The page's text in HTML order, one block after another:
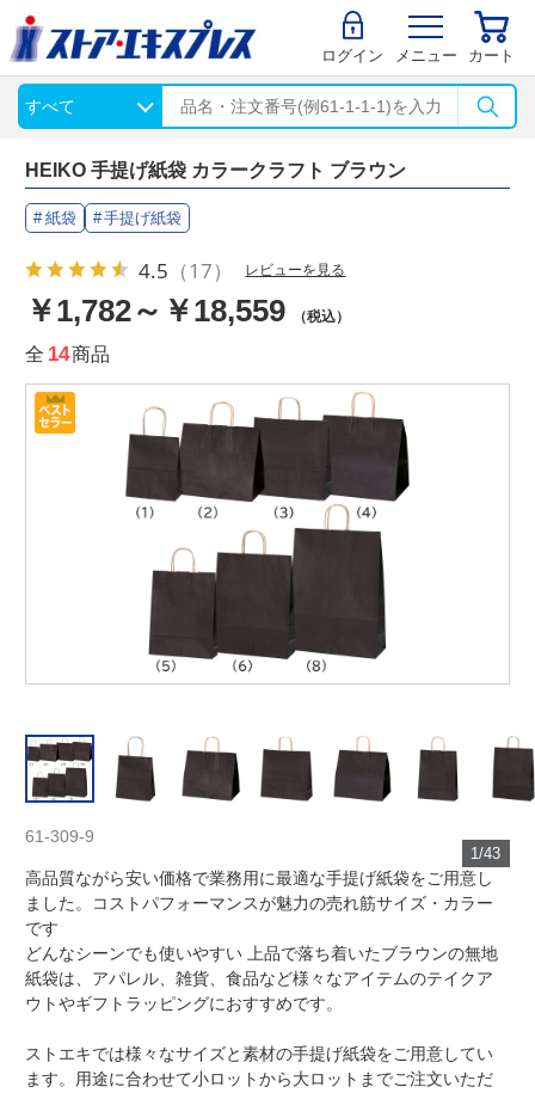
ログイン メニュー カート
HEIKO 手提げ紙袋 カラークラフト ブラウン
紙袋 手提げ紙袋
4.5 （17） レビューを見る
￥1,782～￥18,559 （税込）
全 14商品
1/43
61-309-9
高品質ながら安い価格で業務用に最適な手提げ紙袋をご用意し
ました。コストパフォーマンスが魅力の売れ筋サイズ・カラー
です
どんなシーンでも使いやすい 上品で落ち着いたブラウンの無地
紙袋は、アパレル、雑貨、食品など様々なアイテムのテイクア
ウトやギフトラッピングにおすすめです。
ストエキでは様々なサイズと素材の手提げ紙袋をご用意してい
ます。用途に合わせて小ロットから大ロットまでご注文いただ